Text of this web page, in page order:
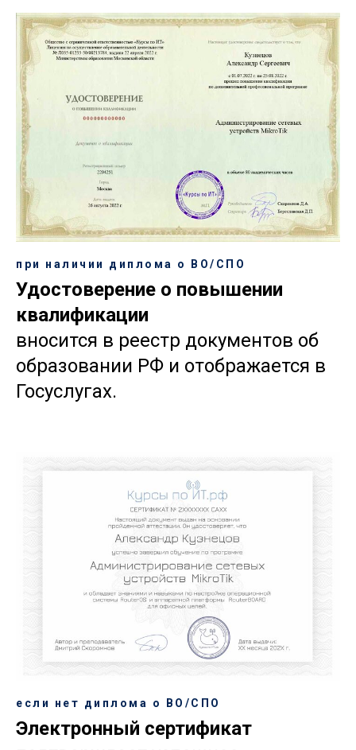
при наличии диплома о ВО/СПО
Удостоверение о повышении
квалификации
вносится в реестр документов об
образовании РФ и отображается в
Госуслугах.
если нет диплома о ВО/СПО
Электронный сертификат